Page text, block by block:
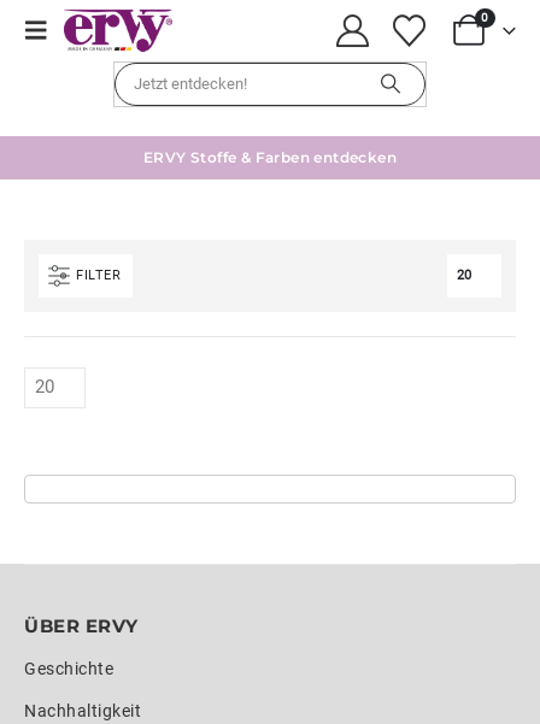
0
ERVY Stoffe & Farben entdecken
FILTER
ÜBER ERVY
Geschichte
Nachhaltigkeit